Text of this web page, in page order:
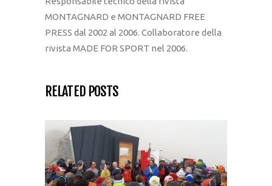
MONTAGNARD e MONTAGNARD FREE
PRESS dal 2002 al 2006. Collaboratore della
rivista MADE FOR SPORT nel 2006.
RELATED POSTS